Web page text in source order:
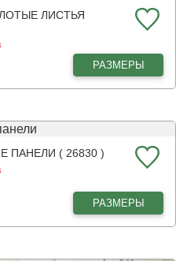
ЛИСТЬЯ
РАЗМЕРЫ
( 26830 )
РАЗМЕРЫ